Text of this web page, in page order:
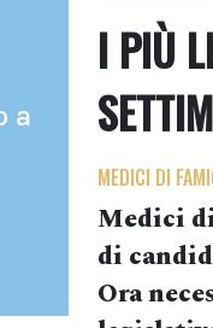
a
I PIÙ
MEDICI DI
Medici
di
Ora